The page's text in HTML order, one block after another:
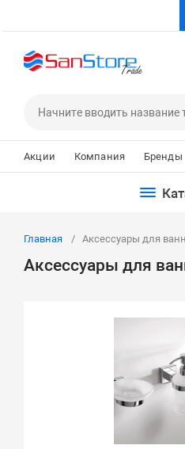
Акции Компания Бренды
Главная Аксессуары для
Аксессуары для